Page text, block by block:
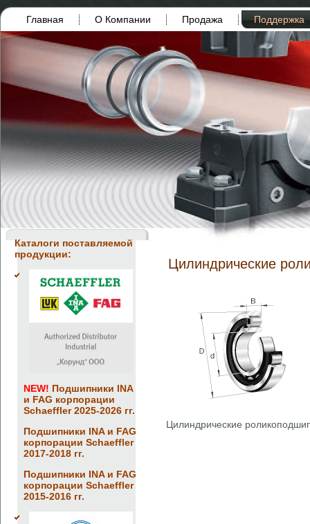
Главная О Компании Продажа Поддержка
Каталоги поставляемой
продукции:
NEW! Подшипники INA
и FAG корпорации
Schaeffler 2025-2026 гг.
Подшипники INA и FAG
корпорации Schaeffler
2017-2018 гг.
Подшипники INA и FAG
корпорации Schaeffler
2015-2016 гг.
Цилиндрические
Цилиндрические